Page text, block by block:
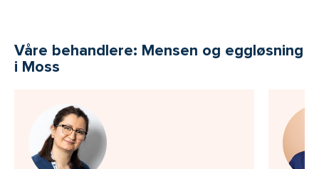
Våre behandlere: Mensen og eggløsning
i Moss